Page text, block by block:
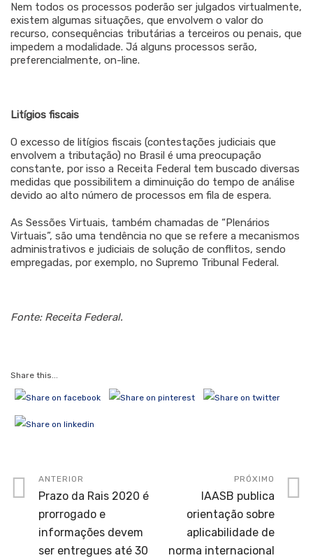
Nem todos os processos poderão ser julgados virtualmente,
existem algumas situações, que envolvem o valor do
recurso, consequências tributárias a terceiros ou penais, que
impedem a modalidade. Já alguns processos serão,
preferencialmente, on-line.
Litígios fiscais
O excesso de litígios fiscais (contestações judiciais que
envolvem a tributação) no Brasil é uma preocupação
constante, por isso a Receita Federal tem buscado diversas
medidas que possibilitem a diminuição do tempo de análise
devido ao alto número de processos em fila de espera.
As Sessões Virtuais, também chamadas de “Plenários
Virtuais”, são uma tendência no que se refere a mecanismos
administrativos e judiciais de solução de conflitos, sendo
empregadas, por exemplo, no Supremo Tribunal Federal.
Fonte: Receita Federal.
Share this...
ANTERIOR
Prazo da Rais 2020 é
prorrogado e
informações devem
ser entregues até 30
PRÓXIMO
IAASB publica
orientação sobre
aplicabilidade de
norma internacional